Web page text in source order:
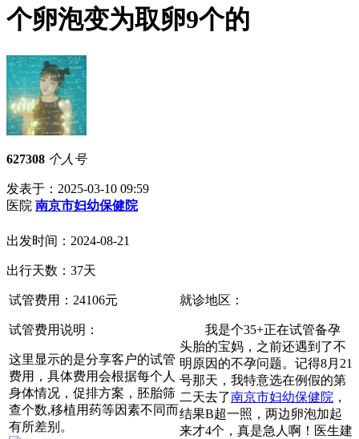
个卵泡变为取卵9个的
627308 个人号
发表于：2025-03-10 09:59
医院 南京市妇幼保健院
出发时间：2024-08-21
出行天数：37天
试管费用： 24106元
试管费用说明：
这里显示的是分享客户的试管
费用，具体费用会根据每个人
身体情况，促排方案，胚胎筛
查个数,移植用药等因素不同而
有所差别。
就诊地区：
我是个35+正在试管备孕
头胎的宝妈，之前还遇到了不
明原因的不孕问题。记得8月21
号那天，我特意选在例假的第
二天去了南京市妇幼保健院 ，
结果B超一照，两边卵泡加起
来才4个，真是急人啊！医生建